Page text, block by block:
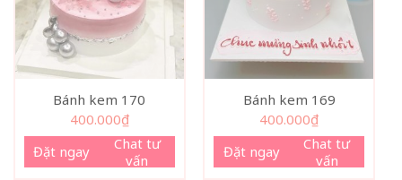
Bánh kem 170
400.000₫
Đặt ngay
Chat tư
vấn
Bánh kem 169
400.000₫
Đặt ngay
Chat tư
vấn